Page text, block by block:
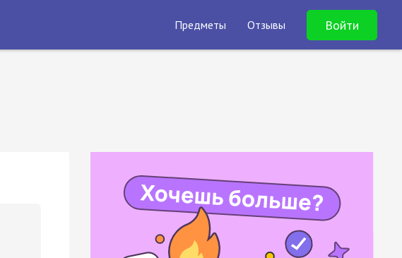
Предметы Отзывы Войти